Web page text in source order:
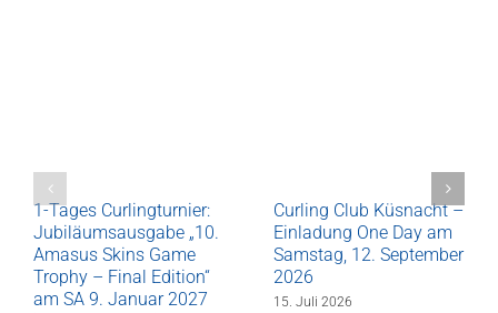
1-Tages Curlingturnier:
Jubiläumsausgabe „10.
Amasus Skins Game
Trophy – Final Edition“
am SA 9. Januar 2027
Curling Club Küsnacht –
Einladung One Day am
Samstag, 12. September
2026
15. Juli 2026